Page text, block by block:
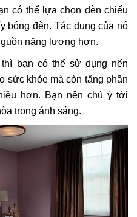
có thể lựa chọn đèn chiếu
bóng đèn. Tác dụng của nó
năng lượng hơn.
bạn có thể sử dụng nến
sức khỏe mà còn tăng phần
hơn. Bạn nên chú ý tới
trong ánh sáng.